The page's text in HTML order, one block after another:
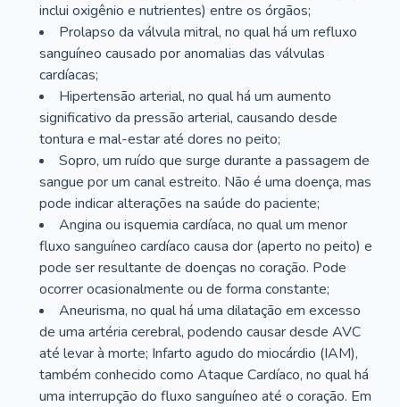
inclui oxigênio e nutrientes) entre os órgãos;
Prolapso da válvula mitral, no qual há um refluxo
sanguíneo causado por anomalias das válvulas
cardíacas;
Hipertensão arterial, no qual há um aumento
significativo da pressão arterial, causando desde
tontura e mal-estar até dores no peito;
Sopro, um ruído que surge durante a passagem de
sangue por um canal estreito. Não é uma doença, mas
pode indicar alterações na saúde do paciente;
Angina ou isquemia cardíaca, no qual um menor
fluxo sanguíneo cardíaco causa dor (aperto no peito) e
pode ser resultante de doenças no coração. Pode
ocorrer ocasionalmente ou de forma constante;
Aneurisma, no qual há uma dilatação em excesso
de uma artéria cerebral, podendo causar desde AVC
até levar à morte; Infarto agudo do miocárdio (IAM),
também conhecido como Ataque Cardíaco, no qual há
uma interrupção do fluxo sanguíneo até o coração. Em